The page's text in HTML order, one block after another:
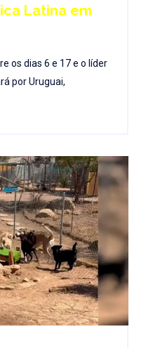
Latina em
os dias 6 e 17 e o líder
por Uruguai,